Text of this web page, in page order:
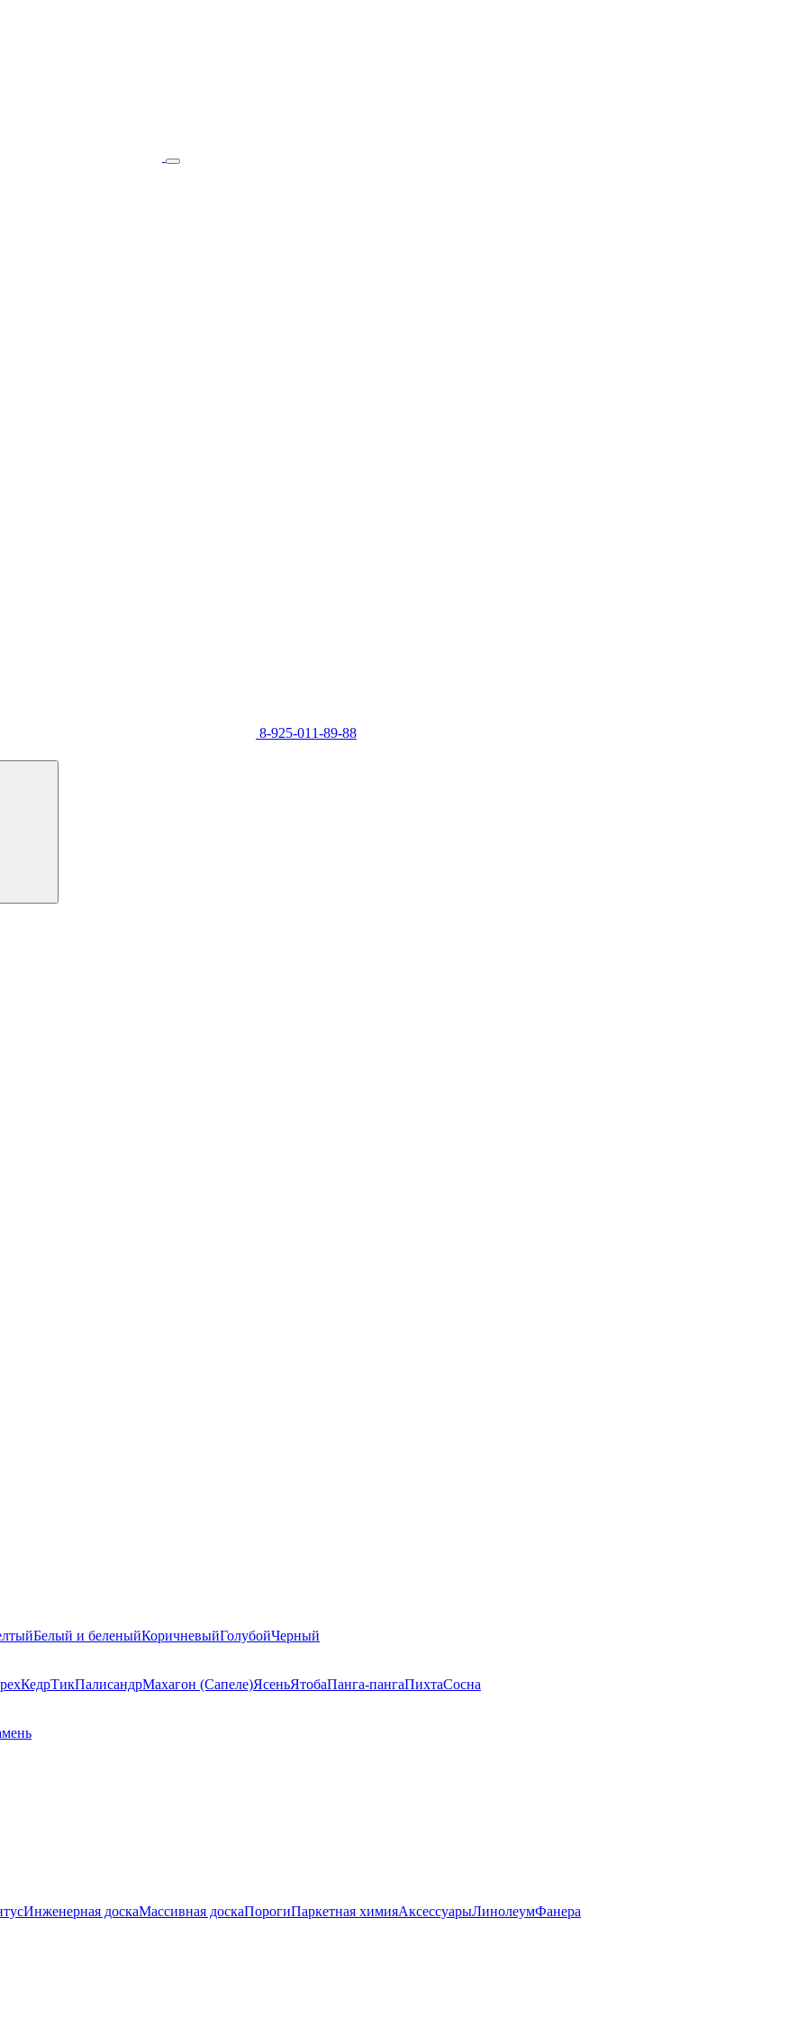
8-925-011-89-88
Белый и беленыйКоричневыйГолубойЧерный
КедрТикПалисандрМахагон (Сапеле)ЯсеньЯтобаПанга-пангаПихтаСосна
Инженерная доскаМассивная доскаПорогиПаркетная химияАксессуарыЛинолеумФанера